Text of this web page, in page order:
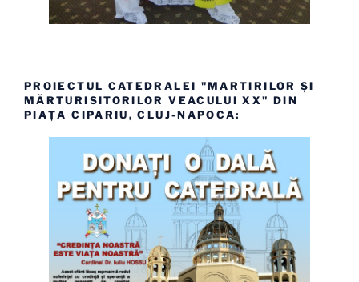
PROIECTUL CATEDRALEI "MARTIRILOR ȘI
MĂRTURISITORILOR VEACULUI XX" DIN
PIAȚA CIPARIU, CLUJ-NAPOCA: